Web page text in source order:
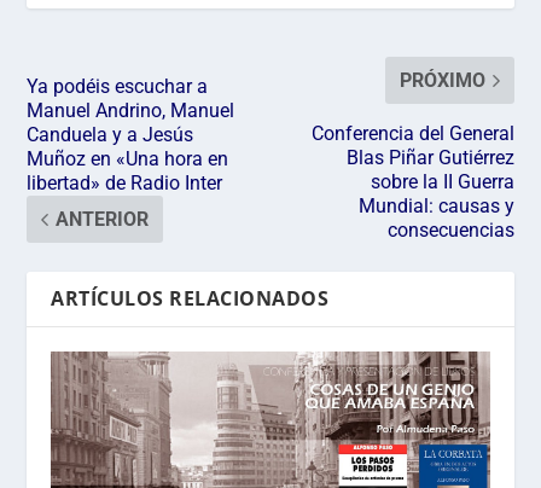
Ya podéis escuchar a
Manuel Andrino, Manuel
Canduela y a Jesús
Muñoz en «Una hora en
libertad» de Radio Inter
ANTERIOR
PRÓXIMO
Conferencia del General
Blas Piñar Gutiérrez
sobre la II Guerra
Mundial: causas y
consecuencias
ARTÍCULOS RELACIONADOS